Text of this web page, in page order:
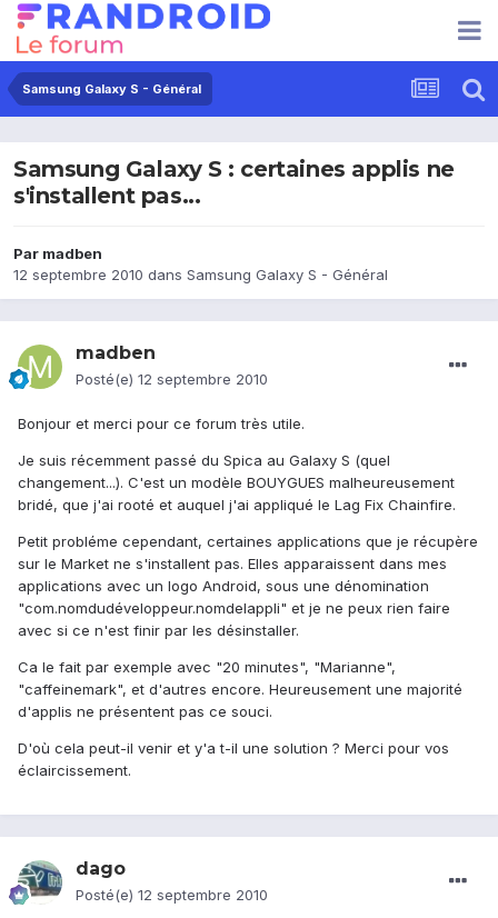
Samsung Galaxy S - Général
Samsung Galaxy S : certaines applis ne
s'installent pas...
Par madben
12 septembre 2010 dans Samsung Galaxy S - Général
madben
Posté(e) 12 septembre 2010
Bonjour et merci pour ce forum très utile.
Je suis récemment passé du Spica au Galaxy S (quel
changement...). C'est un modèle BOUYGUES malheureusement
bridé, que j'ai rooté et auquel j'ai appliqué le Lag Fix Chainfire.
Petit probléme cependant, certaines applications que je récupère
sur le Market ne s'installent pas. Elles apparaissent dans mes
applications avec un logo Android, sous une dénomination
"com.nomdudéveloppeur.nomdelappli" et je ne peux rien faire
avec si ce n'est finir par les désinstaller.
Ca le fait par exemple avec "20 minutes", "Marianne",
"caffeinemark", et d'autres encore. Heureusement une majorité
d'applis ne présentent pas ce souci.
D'où cela peut-il venir et y'a t-il une solution ? Merci pour vos
éclaircissement.
dago
Posté(e) 12 septembre 2010